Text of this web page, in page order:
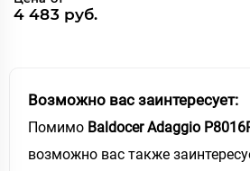
4 483 руб.
Возможно вас заинтересует:
Помимо Baldocer Adaggio
возможно вас также